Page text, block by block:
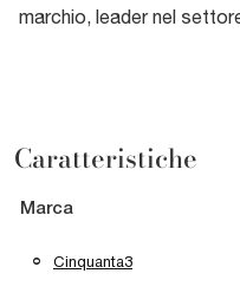
marchio, leader nel
Caratteristiche
Marca
Cinquanta3